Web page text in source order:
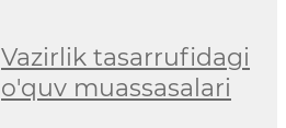
Vazirlik tasarrufidagi
o'quv muassasalari